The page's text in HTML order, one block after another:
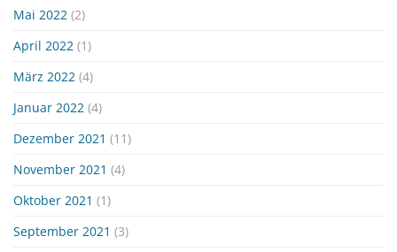
Mai 2022 (2)
April 2022 (1)
März 2022 (4)
Januar 2022 (4)
Dezember 2021 (11)
November 2021 (4)
Oktober 2021 (1)
September 2021 (3)